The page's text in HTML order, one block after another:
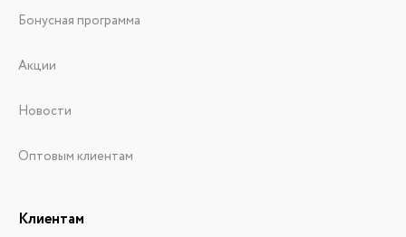
Бонусная программа
Акции
Новости
Оптовым клиентам
Клиентам